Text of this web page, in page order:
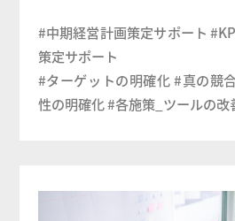
#中期経営計画策定サポート
策定サポート
#ターゲットの明確化 #真の競
性の明確化 #各施策_ツールの改